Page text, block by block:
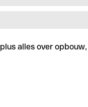
alles over